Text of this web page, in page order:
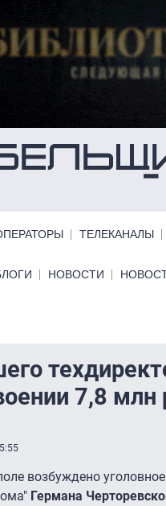
ТЕЛЕКАНАЛЫ
НОВОСТИ
7,8 млн
возбуждено
Германа